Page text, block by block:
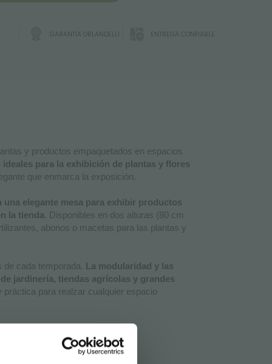
GARANTÍA ORLANDELLI ENTREGA CONFIABLE
y productos empaquetados en espacios
para la exhibición de plantas y flores
que enmarca la exposición.
elegante mesa para exhibir productos
la tienda . Disponibles en dos alturas (80 cm
abonos o macetas para las plantas y
cada temporada.
La modularidad y las
jardinería, tiendas agrícolas y grandes
práctica para realzar cualquier espacio